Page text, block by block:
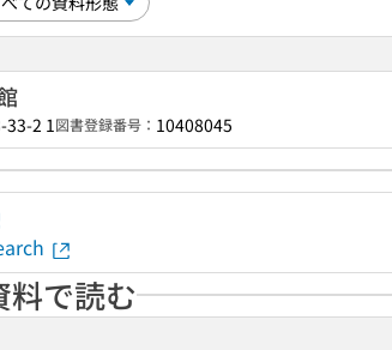
33-2 1図書登録番号： 10408045
料で読む